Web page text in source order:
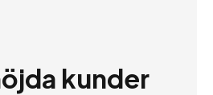
kunder